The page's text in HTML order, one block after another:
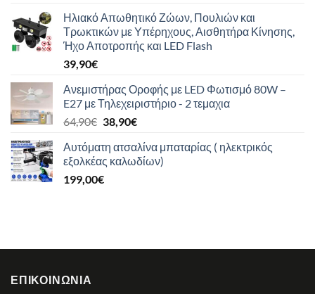
Ηλιακό Απωθητικό Ζώων, Πουλιών και
Τρωκτικών με Υπέρηχους, Αισθητήρα Κίνησης,
Ήχο Αποτροπής και LED Flash
39,90€
Ανεμιστήρας Οροφής με LED Φωτισμό 80W –
E27 με Τηλεχειριστήριο - 2 τεμαχια
64,90€ Original
was:
64,90€.
38,90€Η
τιμή
είναι:
Αυτόματη ατσαλίνα μπαταρίας ( ηλεκτρικός
εξολκέας καλωδίων)
199,00€
ΕΠΙΚΟΙΝΩΝΊΑ